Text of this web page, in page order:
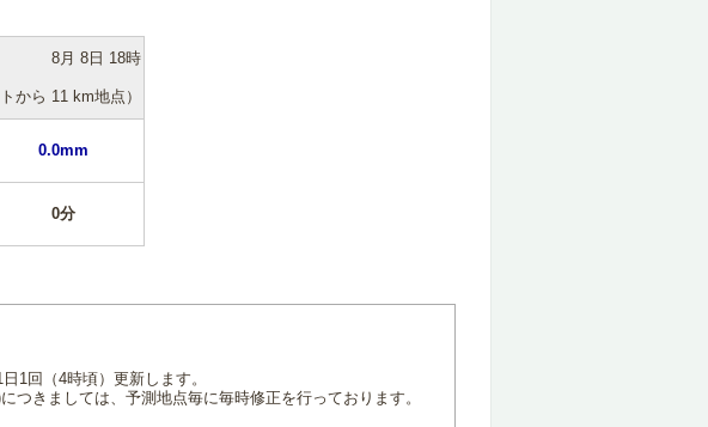
8月 8日 18時
から 11 km地点）
0.0mm
0分
1回（4時頃）更新します。
きましては、予測地点毎に毎時修正を行っております。